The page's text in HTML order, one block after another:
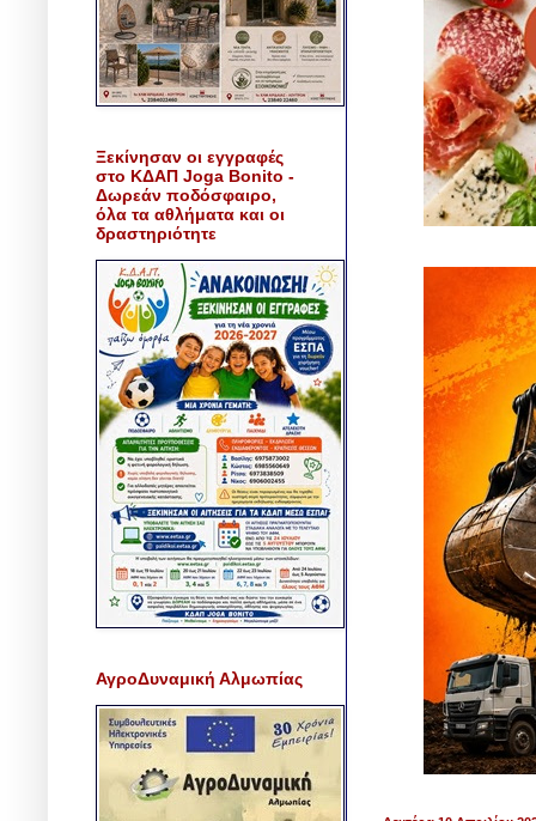
Ξεκίνησαν οι εγγραφές
στο ΚΔΑΠ Joga Bonito -
Δωρεάν ποδόσφαιρο,
όλα τα αθλήματα και οι
δραστηριότητε
ΑγροΔυναμική Αλμωπίας